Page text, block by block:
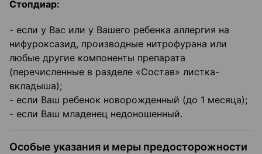
Стопдиар:
- если у Вас или у Вашего ребенка аллергия на
нифуроксазид, производные нитрофурана или
любые другие компоненты препарата
(перечисленные в разделе «Состав» листка-
вкладыша);
- если Ваш ребенок новорожденный (до 1 месяца);
- если Ваш младенец недоношенный.
Особые указания и меры предосторожности